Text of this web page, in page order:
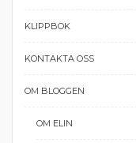
KLIPPBOK
KONTAKTA OSS
OM BLOGGEN
OM ELIN